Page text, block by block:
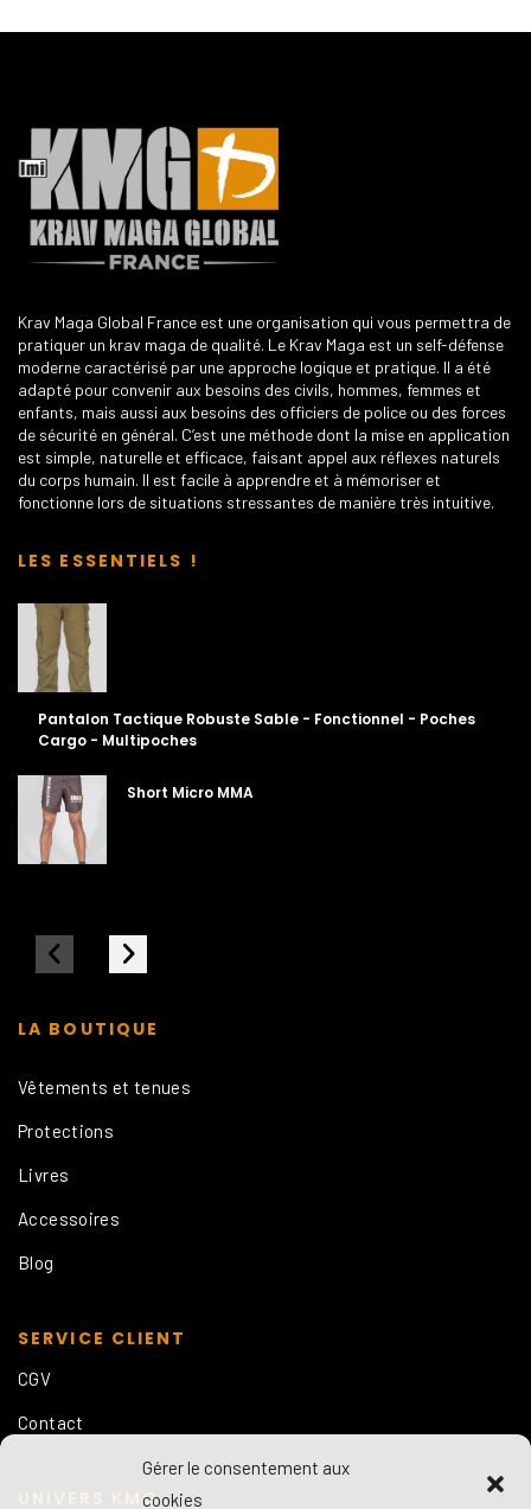
Gérer le consentement aux
cookies
Krav Maga Global France est une organisation qui vous permettra de
pratiquer un krav maga de qualité. Le Krav Maga est un self-défense
moderne caractérisé par une approche logique et pratique. Il a été
adapté pour convenir aux besoins des civils, hommes, femmes et
enfants, mais aussi aux besoins des officiers de police ou des forces
de sécurité en général. C’est une méthode dont la mise en application
est simple, naturelle et efficace, faisant appel aux réflexes naturels
du corps humain. Il est facile à apprendre et à mémoriser et
fonctionne lors de situations stressantes de manière très intuitive.
LES ESSENTIELS !
Pantalon Tactique Robuste Sable - Fonctionnel - Poches
Cargo - Multipoches
Short Micro MMA
LA BOUTIQUE
Vêtements et tenues
Protections
Livres
Accessoires
Blog
SERVICE CLIENT
CGV
Contact
UNIVERS KMG